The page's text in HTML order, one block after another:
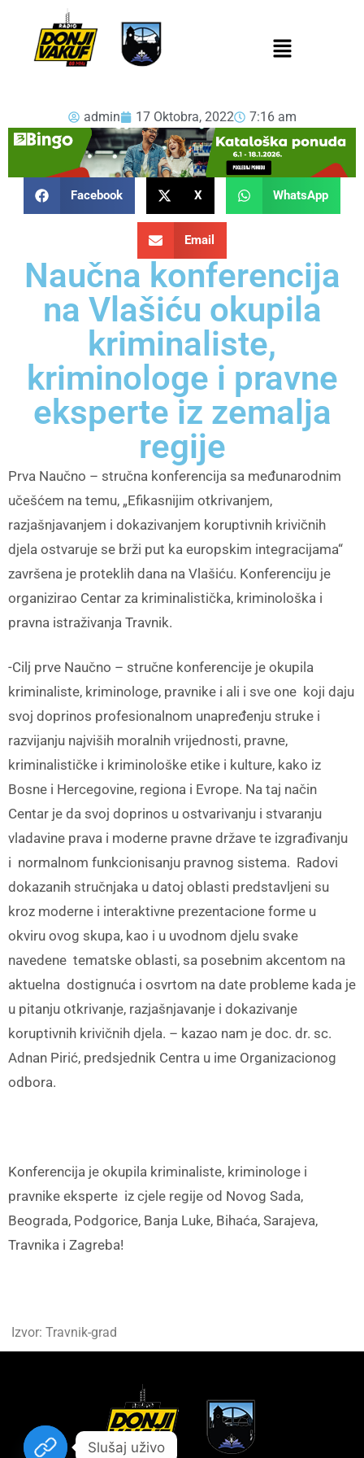
admin 17 Oktobra, 2022 7:16 am
Facebook X WhatsApp
Email
Naučna konferencija
na Vlašiću okupila
kriminaliste,
kriminologe i pravne
eksperte iz zemalja
regije
Prva Naučno – stručna konferencija sa međunarodnim
učešćem na temu, „Efikasnijim otkrivanjem,
razjašnjavanjem i dokazivanjem koruptivnih krivičnih
djela ostvaruje se brži put ka europskim integracijama“
završena je proteklih dana na Vlašiću. Konferenciju je
organizirao Centar za kriminalistička, kriminološka i
pravna istraživanja Travnik.
-Cilj prve Naučno – stručne konferencije je okupila
kriminaliste, kriminologe, pravnike i ali i sve one koji daju
svoj doprinos profesionalnom unapređenju struke i
razvijanju najviših moralnih vrijednosti, pravne,
kriminalističke i kriminološke etike i kulture, kako iz
Bosne i Hercegovine, regiona i Evrope. Na taj način
Centar je da svoj doprinos u ostvarivanju i stvaranju
vladavine prava i moderne pravne države te izgrađivanju
i normalnom funkcionisanju pravnog sistema. Radovi
dokazanih stručnjaka u datoj oblasti predstavljeni su
kroz moderne i interaktivne prezentacione forme u
okviru ovog skupa, kao i u uvodnom djelu svake
navedene tematske oblasti, sa posebnim akcentom na
aktuelna dostignuća i osvrtom na date probleme kada je
u pitanju otkrivanje, razjašnjavanje i dokazivanje
koruptivnih krivičnih djela. – kazao nam je doc. dr. sc.
Adnan Pirić, predsjednik Centra u ime Organizacionog
odbora.
Konferencija je okupila kriminaliste, kriminologe i
pravnike eksperte iz cjele regije od Novog Sada,
Beograda, Podgorice, Banja Luke, Bihaća, Sarajeva,
Travnika i Zagreba!
Izvor: Travnik-grad
Slušaj uživo